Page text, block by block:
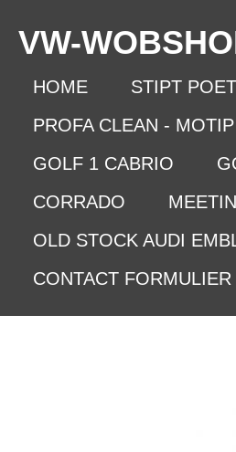
direct
VW-WO
HOME STIPT
PROFA CLEAN -
GOLF 1 CABRIO
CORRADO
OLD STOCK AUDI
CONTACT FORMULIER